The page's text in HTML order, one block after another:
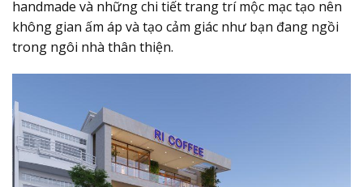
handmade và những chi tiết trang trí mộc mạc tạo nên
không gian ấm áp và tạo cảm giác như bạn đang ngồi
trong ngôi nhà thân thiện.